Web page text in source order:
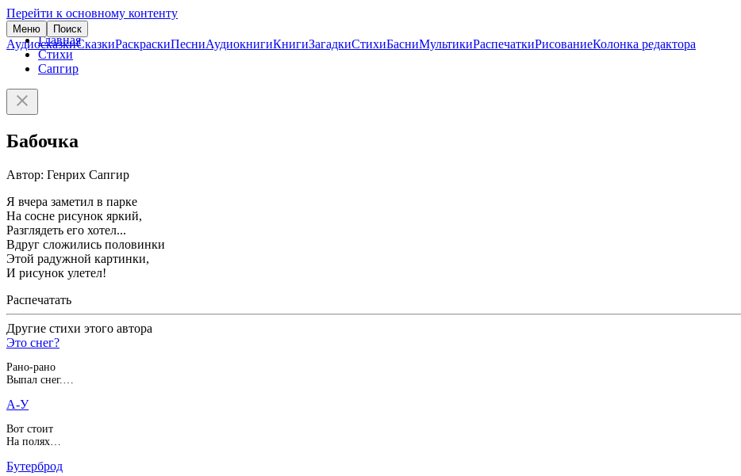
Перейти к основному контенту
Меню Поиск
АудиосказкиСказкиРаскраскиПесниАудиокнигиКнигиЗагадкиСтихиБасниМультикиРаспечаткиРисованиеКолонка редактора
Главная
Стихи
Сапгир
Бабочка
Автор: Генрих Сапгир
Я вчера заметил в парке
На сосне рисунок яркий,
Разглядеть его хотел...
Вдруг сложились половинки
Этой радужной картинки,
И рисунок улетел!
Распечатать
Другие стихи этого автора
Это снег?
Рано-рано
Выпал снег.…
А-У
Вот стоит
На полях…
Бутерброд